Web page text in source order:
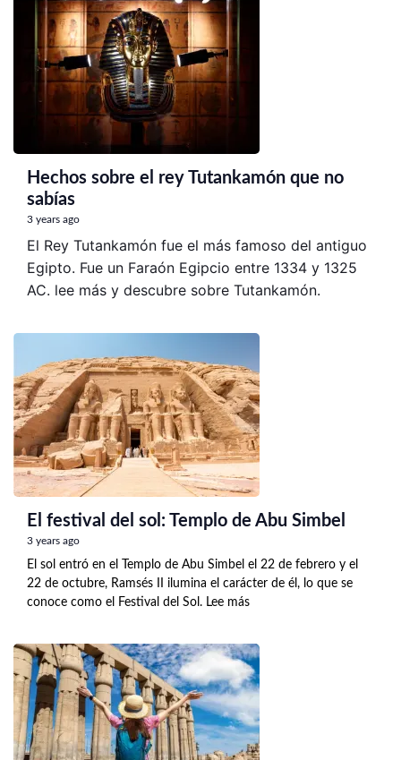
Hechos sobre el rey Tutankamón que no
sabías
3 years ago
El Rey Tutankamón fue el más famoso del antiguo
Egipto. Fue un Faraón Egipcio entre 1334 y 1325
AC. lee más y descubre sobre Tutankamón.
El festival del sol: Templo de Abu Simbel
3 years ago
El sol entró en el Templo de Abu Simbel el 22 de febrero y el
22 de octubre, Ramsés II ilumina el carácter de él, lo que se
conoce como el Festival del Sol. Lee más